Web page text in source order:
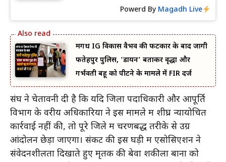
Powerd By Magadh Live
मगध IG विकास वैभव की फटकार के बाद जागी
फतेहपुर पुलिस, ‘डायन’ बताकर वृद्धा और
गर्भवती बहू को पीटने के मामले में FIR दर्ज
संघ ने चेतावनी दी है कि यदि जिला पदाधिकारी और आपूर्ति
विभाग के वरीय अधिकारियों ने इस मामले में शीघ्र न्यायोचित
कार्रवाई नहीं की, तो पूरे जिले में चरणबद्ध तरीके से उग्र
आंदोलन छेड़ा जाएगा। संकट की इस घड़ी में एसोसिएशन ने
संवेदनशीलता दिखाते हुए मृतक की बेवा शकीला बानों को